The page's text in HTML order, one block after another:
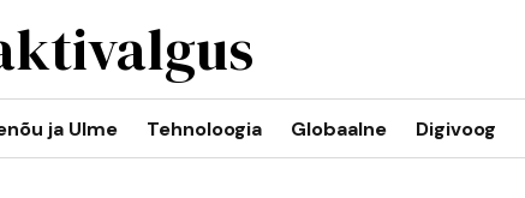
ja Ulme Tehnoloogia Globaalne Digivoog